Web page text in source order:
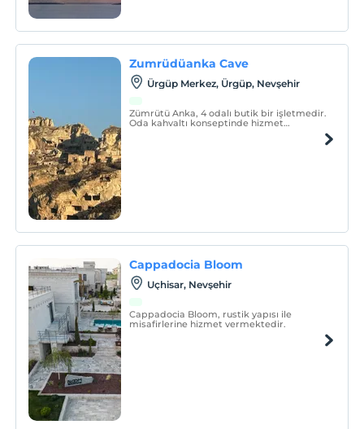
Zumrüdüanka Cave
Ürgüp Merkez, Ürgüp, Nevşehir
Zümrütü Anka, 4 odalı butik bir işletmedir.
Oda kahvaltı konseptinde hizmet
Cappadocia Bloom
Uçhisar, Nevşehir
Cappadocia Bloom, rustik yapısı ile
misafirlerine hizmet vermektedir.